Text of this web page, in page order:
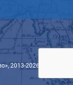
2013-2026